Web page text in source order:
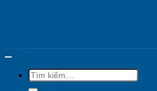
Tìm
kiếm: